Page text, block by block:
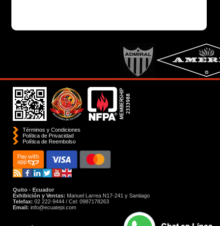
Términos y Condiciones
Política de Privacidad
Polí­tica de Reembolso
Quito - Ecuador
Exhibición y Ventas: Manuel Larrea N17-241 y Santiago
Telefax: 02 222-9444 / Cel: 0987178263
Email: info@ecuatepi.com